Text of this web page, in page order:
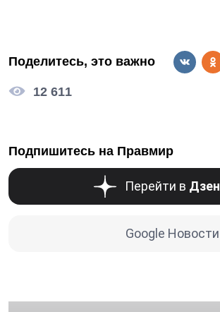
Поделитесь, это важно
12 611
Подпишитесь на Правмир
Перейти в Дзен
Google Новости